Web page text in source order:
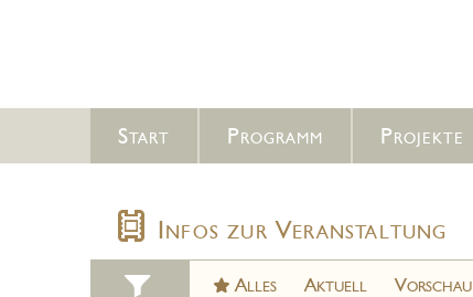
Start Programm Projekte
Infos zur Veranstaltung
Alles Aktuell Vorschau